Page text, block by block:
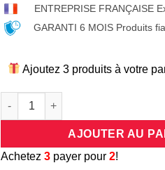
ENTREPRISE FRANÇAISE
GARANTI 6 MOIS Produits
Ajoutez 3 produits à votre
quantité de Coque luxueuse
AJOUTER AU
Achetez3 payer pour2!